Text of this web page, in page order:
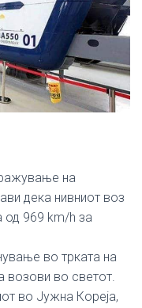
на
дека нивниот воз
од 969 km/h за
во трката на
возови во светот.
во Јужна Кореја,